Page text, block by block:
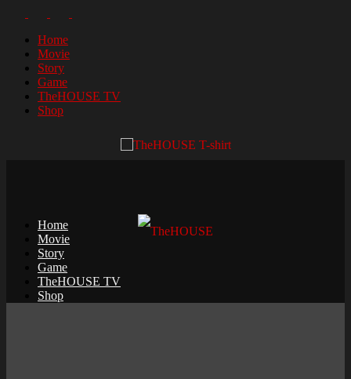
Home
Movie
Story
Game
TheHOUSE TV
Shop
Home
Movie
Story
Game
TheHOUSE TV
Shop